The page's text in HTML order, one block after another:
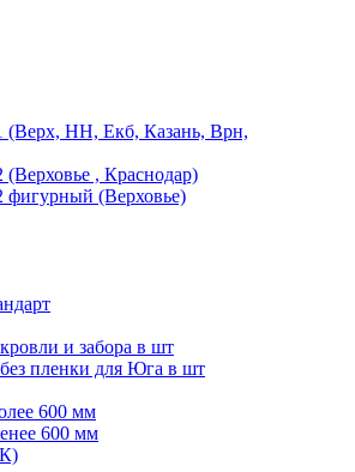
(Верх, НН, Екб, Казань, Врн,
, Краснодар)
(Верховье)
и забора в шт
пленки для Юга в шт
600 мм
600 мм